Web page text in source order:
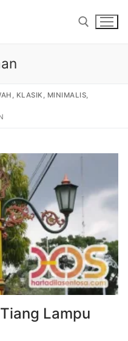
Klasik
Jakarta
Tempa Mewah
Teras Besi Tempa
Tempa Klasik Mewah
Antik Mewah
KLASIK, MINIMALIS,
Lampu